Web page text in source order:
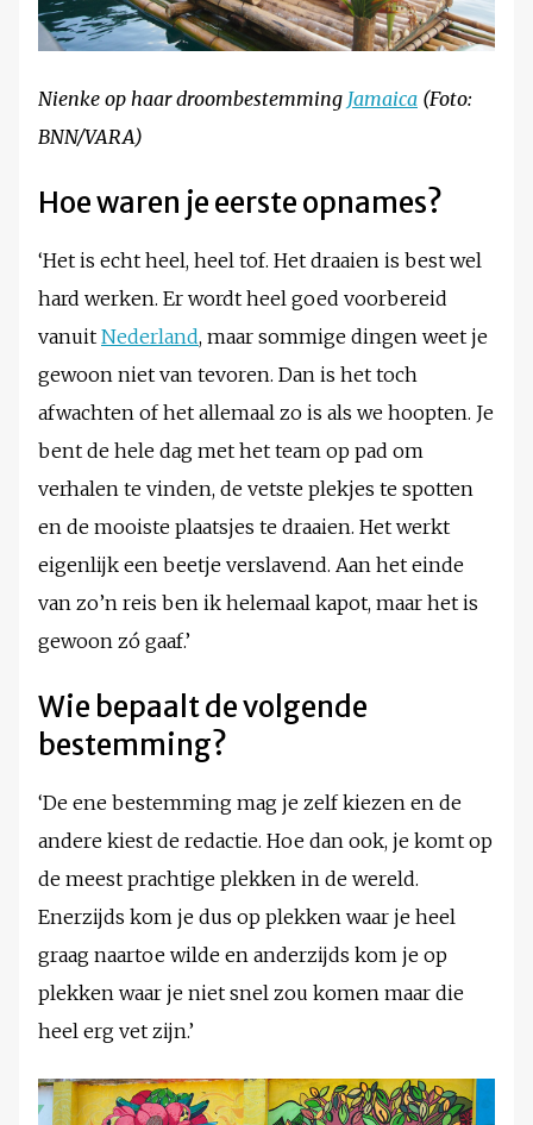
Nienke op haar droombestemming Jamaica (Foto:
BNN/VARA)
Hoe waren je eerste opnames?
‘Het is echt heel, heel tof. Het draaien is best wel
hard werken. Er wordt heel goed voorbereid
vanuit Nederland, maar sommige dingen weet je
gewoon niet van tevoren. Dan is het toch
afwachten of het allemaal zo is als we hoopten. Je
bent de hele dag met het team op pad om
verhalen te vinden, de vetste plekjes te spotten
en de mooiste plaatsjes te draaien. Het werkt
eigenlijk een beetje verslavend. Aan het einde
van zo’n reis ben ik helemaal kapot, maar het is
gewoon zó gaaf.’
Wie bepaalt de volgende
bestemming?
‘De ene bestemming mag je zelf kiezen en de
andere kiest de redactie. Hoe dan ook, je komt op
de meest prachtige plekken in de wereld.
Enerzijds kom je dus op plekken waar je heel
graag naartoe wilde en anderzijds kom je op
plekken waar je niet snel zou komen maar die
heel erg vet zijn.’